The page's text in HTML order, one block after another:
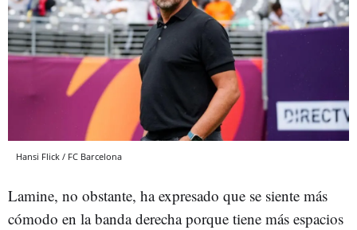
Hansi Flick / FC Barcelona
Lamine, no obstante, ha expresado que se siente más
cómodo en la banda derecha porque tiene más espacios